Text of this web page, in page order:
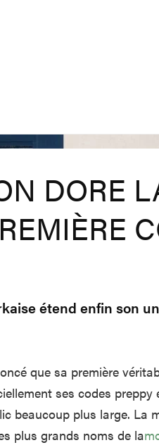
DORE
étend enfin son
que sa première
ses codes preppy
beaucoup plus large. La
plus grands noms de la